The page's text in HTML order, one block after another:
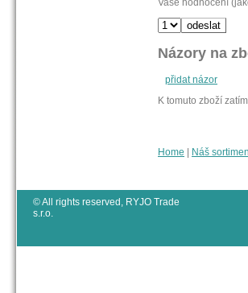
Vaše hodnocení
Názory na
přidat názor
K tomuto zboží
Home | Náš
© All rights reserved, RYJO Trade
s.r.o.